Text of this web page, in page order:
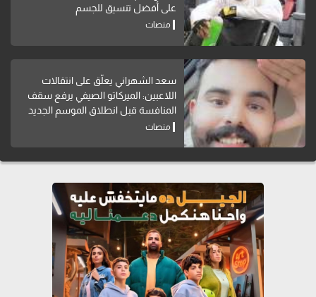
على أفضل تنسيق للجسم
منصات
سعد الشهراني يعلّق على انتقالات
اللاعبين: الميركاتو الصيفي يرفع سقف
المنافسة قبل انطلاق الموسم الجديد
منصات